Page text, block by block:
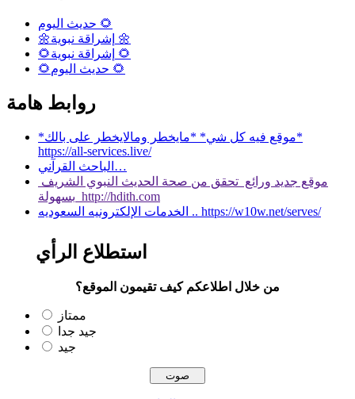
حديث اليوم 🌻
🌼إشراقة نبوية 🌼
🌻إشراقة نبوية 🌻
🌻حديث اليوم 🌻
روابط هامة
*موقع فيه كل شي* *مايخطر ومالايخطر على بالك*
https://all-services.live/
الباحث القرآني…
موقع جديد ورائع تحقق من صحة الحديث النبوي الشريف
بسهولة http://hdith.com
الخدمات الإلكترونيه السعوديه .. https://w10w.net/serves/
استطلاع الرأي
من خلال اطلاعكم كيف تقيمون الموقع؟
ممتاز
جيد جدا
جيد